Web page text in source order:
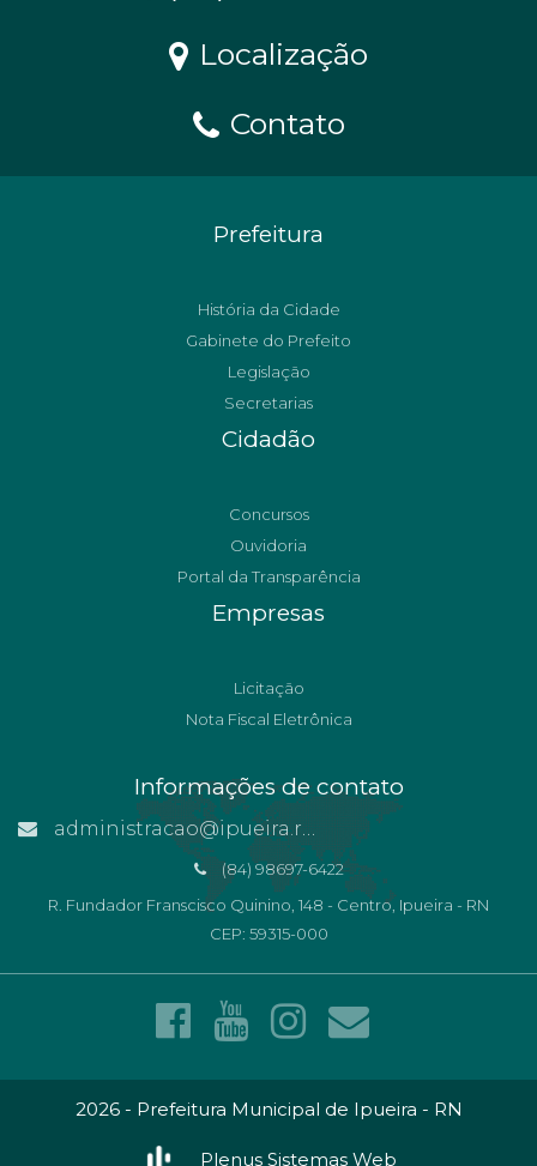
Localização
Contato
Prefeitura
História da Cidade
Gabinete do Prefeito
Legislação
Secretarias
Cidadão
Concursos
Ouvidoria
Portal da Transparência
Empresas
Licitação
Nota Fiscal Eletrônica
Informações de contato
administracao@ipueira.rn.gov.br
(84) 98697-6422
R. Fundador Franscisco Quinino, 148 - Centro, Ipueira - RN
CEP: 59315-000
2026 - Prefeitura Municipal de Ipueira - RN
Plenus Sistemas Web